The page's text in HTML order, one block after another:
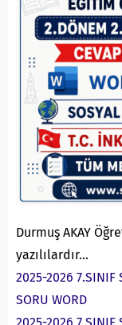
Durmuş AKAY
yazılılardır…
2025-2026 7.SINIF
SORU WORD